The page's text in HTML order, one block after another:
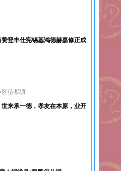
登丰仕宪锡基鸿德赫嘉修正成
区信都镇
来承一德，孝友在本原，业开